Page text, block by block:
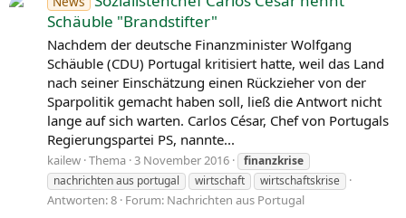
Schäuble "Brandstifter"
Nachdem der deutsche Finanzminister Wolfgang
Schäuble (CDU) Portugal kritisiert hatte, weil das Land
nach seiner Einschätzung einen Rückzieher von der
Sparpolitik gemacht haben soll, ließ die Antwort nicht
lange auf sich warten. Carlos César, Chef von Portugals
Regierungspartei PS, nannte...
kailew Thema 3 November 2016
finanzkrise
nachrichten aus portugal
wirtschaft wirtschaftskrise
Antworten: 8 Forum: Nachrichten aus Portugal